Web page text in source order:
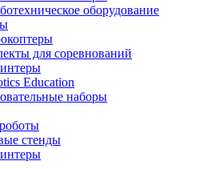
оборудование
для соревнований
Education
наборы
стенды